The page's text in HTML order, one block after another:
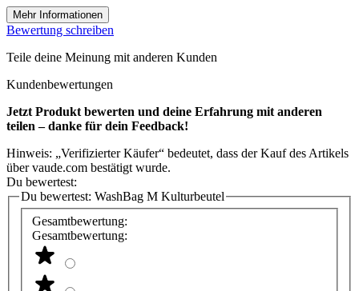
Mehr Informationen
Bewertung schreiben
Teile deine Meinung mit anderen Kunden
Kundenbewertungen
Jetzt Produkt bewerten und deine Erfahrung mit anderen
teilen – danke für dein Feedback!
Hinweis: „Verifizierter Käufer“ bedeutet, dass der Kauf des Artikels
über vaude.com bestätigt wurde.
Du bewertest:
Du bewertest: WashBag M Kulturbeutel
Gesamtbewertung:
Gesamtbewertung: